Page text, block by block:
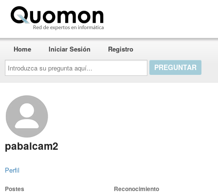
Introduzca
su
pregunta
aquí...
Home Iniciar Sesión Registro
pabaicam2
Perfil
Postes Reconocimiento